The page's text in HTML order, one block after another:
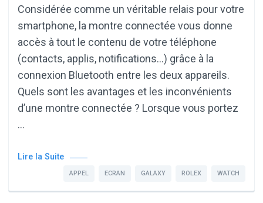
Considérée comme un véritable relais pour votre
smartphone, la montre connectée vous donne
accès à tout le contenu de votre téléphone
(contacts, applis, notifications…) grâce à la
connexion Bluetooth entre les deux appareils.
Quels sont les avantages et les inconvénients
d’une montre connectée ? Lorsque vous portez
…
Lire la Suite
APPEL ECRAN GALAXY ROLEX WATCH